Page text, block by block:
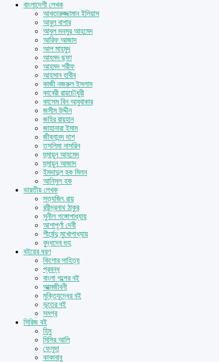
বাংলাদেশী লেখক
আখতারুজ্জামান ইলিয়াস
আবুল বাশার
আবুল মনসুর আহমেদ
আরিফ আজাদ
আল মাহমুদ
আহমদ ছফা
আহমদ শরীফ
আহসান হাবীব
কাজী নজরুল ইসলাম
কাবেরী রায়চৌধুরী
কাসেম বিন আবুবাকার
জসীম উদ্দীন
জহির রায়হান
জাহানারা ইমাম
জীবনানন্দ দাশ
তসলিমা নাসরিন
হুমায়ূন আহমেদ
হুমায়ুন আজাদ
ইমদাদুল হক মিলন
আনিসুল হক
ভারতীয় লেখক
সত্যজিৎ রায়
রবীন্দ্রনাথ ঠাকুর
সুনীল গঙ্গোপাধ্যায়
আশাপূর্ণা দেবী
শীর্ষেন্দু মুখোপাধ্যায়
বুদ্ধদেব গুহ
বইয়ের ধরণ
কিশোর সাহিত্য
প্রবন্ধ
বাংলা গল্পের বই
আত্মজীবনী
মুক্তিযুদ্ধের বই
ভূতের বই
সমগ্র
সিরিজ বই
হিমু
মিসির আলি
ফেলুদা
কাকাবাবু